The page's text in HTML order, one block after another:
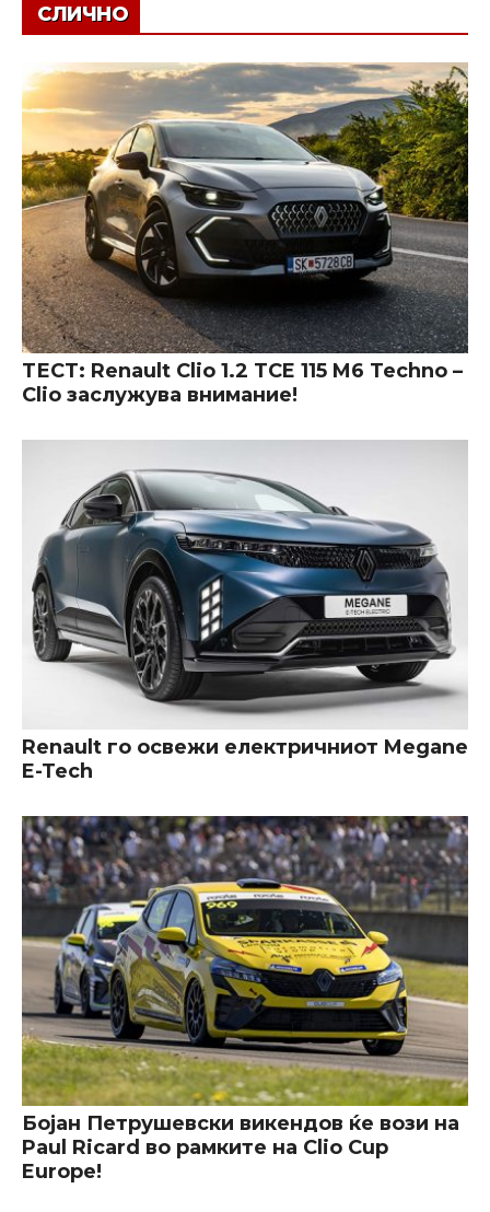
СЛИЧНО
ТЕСТ: Renault Clio 1.2 TCE 115 M6 Techno –
Clio заслужува внимание!
Renault го освежи електричниот Megane
E-Tech
Бојан Петрушевски викендов ќе вози на
Paul Ricard во рамките на Clio Cup
Europe!